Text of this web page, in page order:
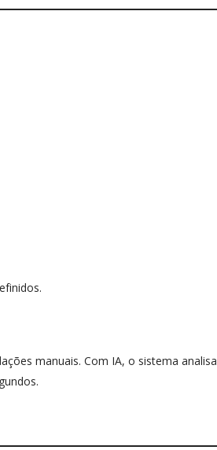
manuais. Com IA, o sistema analisa